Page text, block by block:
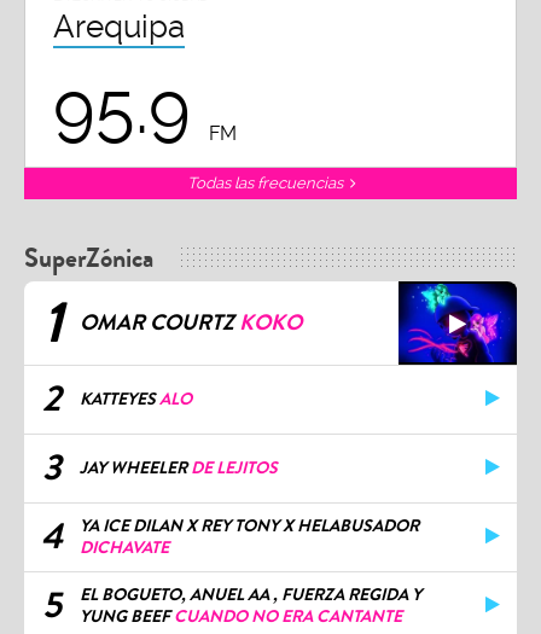
Arequipa
95.9 FM
Todas las frecuencias
SuperZónica
1 OMAR COURTZKOKO
2 KATTEYESALO
3 JAY WHEELERDE LEJITOS
4
YA ICE DILAN X REY TONY X HELABUSADOR
DICHAVATE
5
EL BOGUETO, ANUEL AA , FUERZA REGIDA Y
YUNG BEEFCUANDO NO ERA CANTANTE